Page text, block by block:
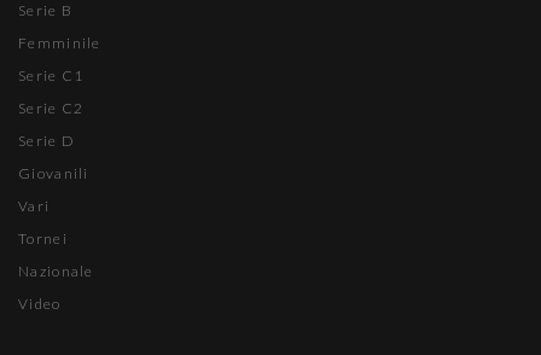
Serie B
Femminile
Serie C1
Serie C2
Serie D
Giovanili
Vari
Tornei
Nazionale
Video